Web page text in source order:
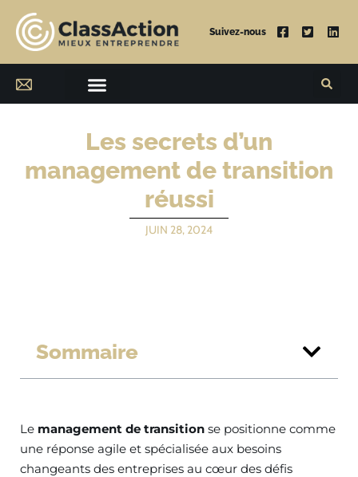
Suivez-nous
Les secrets d’un
management de transition
réussi
JUIN 28, 2024
Sommaire
Le management de transition se positionne comme
une réponse agile et spécialisée aux besoins
changeants des entreprises au cœur des défis